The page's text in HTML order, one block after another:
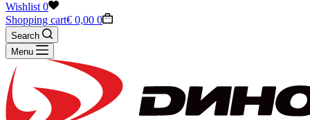
Wishlist 0
Shopping cart€ 0,00 0
Search
Menu